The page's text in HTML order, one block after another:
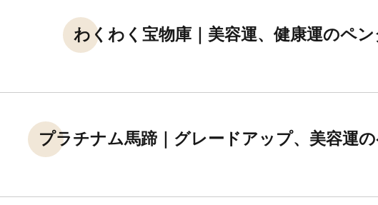
わくわく宝物庫｜美容運、健康運のペン
プラチナム馬蹄｜グレードアップ、美容運